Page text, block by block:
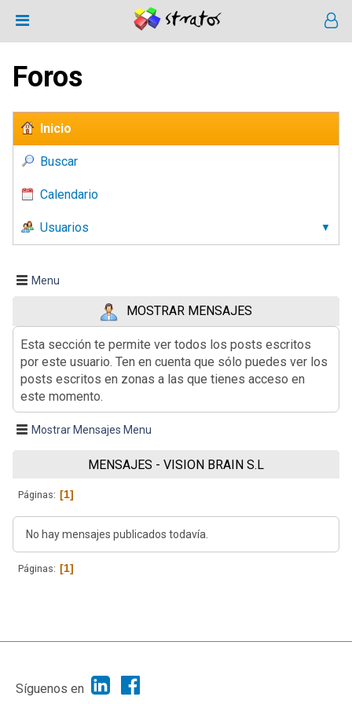
Foros
Inicio
Buscar
Calendario
Usuarios
Menu
MOSTRAR MENSAJES
Esta sección te permite ver todos los posts escritos
por este usuario. Ten en cuenta que sólo puedes ver los
posts escritos en zonas a las que tienes acceso en
este momento.
Mostrar Mensajes Menu
MENSAJES - VISION BRAIN S.L
Páginas 1
No hay mensajes publicados todavía.
Páginas 1
|
Síguenos en